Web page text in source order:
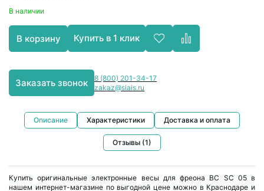
В наличии
В корзину Купить в 1 клик
Заказать звонок
8 (800) 201-34-17
zakaz@siais.ru
Описание Характеристики Доставка и оплата
Отзывы (1)
Купить оригинальные электронные весы для фреона BC SC 05 в
нашем интернет-магазине по выгодной цене можно в Краснодаре и
Хладагент R600a
Промывочный фреон
Станции эвакуации
Масляные насосы
Инжекторы
Автоматика и линейные компоненты
Монтажно‑сервисные компоненты
Химические компоненты
Компоненты и инструменты для автокондиционеров